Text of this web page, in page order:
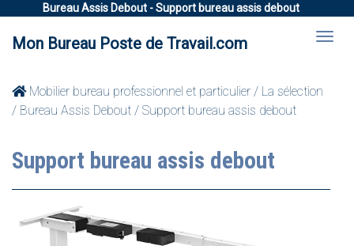
Bureau Assis Debout - Support bureau assis debout
Mon Bureau Poste de Travail.com
Mobilier bureau professionnel et particulier / La sélection
/ Bureau Assis Debout / Support bureau assis debout
Support bureau assis debout